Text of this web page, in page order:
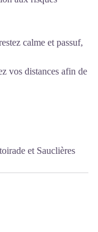
calme et passuf,
vos distances afin de
et Sauclières